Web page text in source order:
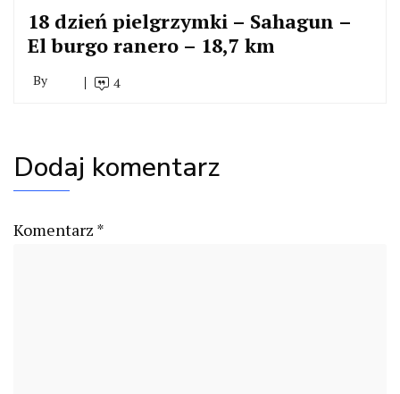
18 dzień pielgrzymki – Sahagun –
El burgo ranero – 18,7 km
By 4
Dodaj komentarz
Komentarz *